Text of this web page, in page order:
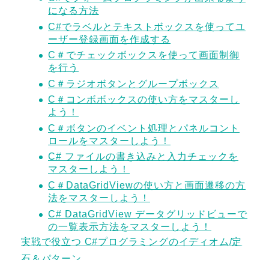
になる方法
C#でラベルとテキストボックスを使ってユ
ーザー登録画面を作成する
C＃でチェックボックスを使って画面制御
を行う
C＃ラジオボタンとグループボックス
C＃コンボボックスの使い方をマスターし
よう！
C＃ボタンのイベント処理とパネルコント
ロールをマスターしよう！
C# ファイルの書き込みと入力チェックを
マスターしよう！
C＃DataGridViewの使い方と画面遷移の方
法をマスターしよう！
C# DataGridView データグリッドビューで
の一覧表示方法をマスターしよう！
実戦で役立つ C#プログラミングのイディオム/定